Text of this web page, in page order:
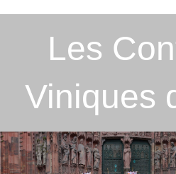
Les
Viniques